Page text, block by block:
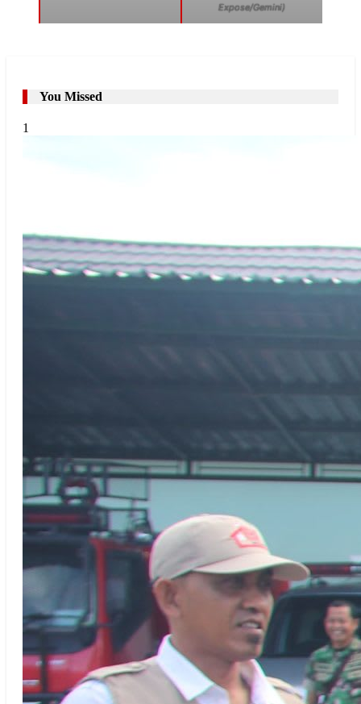
Expose/Gemini)
You Missed
1